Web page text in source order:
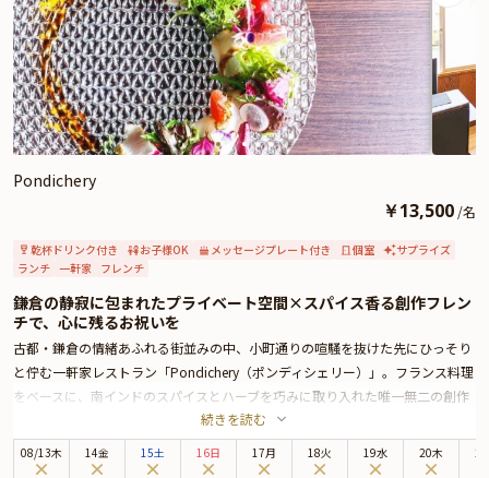
開放感あふれる空間、五感を満たすグリル料理、そして横浜の夜景に包まれな
がら、大切な人と過ごす特別なアニバーサリー。日常から解き放たれた至福の
時間が、ここにはあります。
Pondichery
￥13,500 /名
乾杯ドリンク付き お子様OK メッセージプレート付き 個室
サプライズ
ランチ 一軒家 フレンチ
鎌倉の静寂に包まれたプライベート空間×スパイス香る創作フレン
チで、心に残るお祝いを
古都・鎌倉の情緒あふれる街並みの中、小町通りの喧騒を抜けた先にひっそり
と佇む一軒家レストラン「Pondichery（ポンディシェリー）」。フランス料理
をベースに、南インドのスパイスとハーブを巧みに取り入れた唯一無二の創作
コースを提供するこちらのお店は、格式ばらずとも品格を大切にした、まさに
誕生日や記念日などお祝いの日にふさわしい舞台です。
本プランでは、鎌倉野菜など地元食材や最上級の黒毛和牛を使った全10品のコ
続きを読む
08/13木 14金 15土 16日 17月 18火 19水 20木